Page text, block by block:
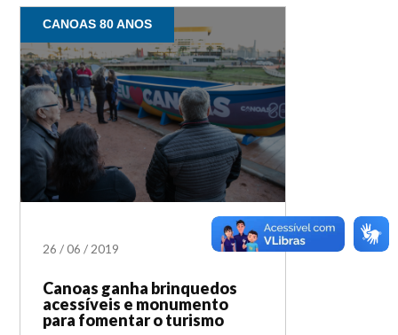
CANOAS 80 ANOS
26 /06 /2019
Canoas ganha brinquedos
acessíveis e monumento
para fomentar o turismo